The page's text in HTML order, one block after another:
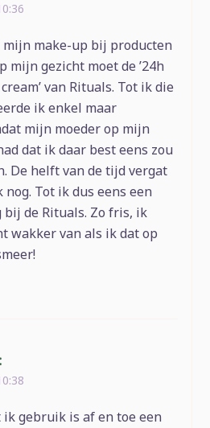
mijn make-up bij producten
mijn gezicht moet de ’24h
van Rituals. Tot ik die
ik enkel maar
mijn moeder op mijn
dat ik daar best eens zou
De helft van de tijd vergat
nog. Tot ik dus eens een
de Rituals. Zo fris, ik
wakker van als ik dat op
gebruik is af en toe een